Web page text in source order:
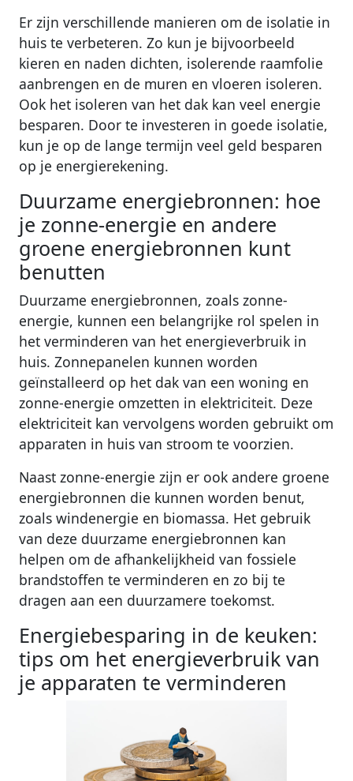
Er zijn verschillende manieren om de isolatie in
huis te verbeteren. Zo kun je bijvoorbeeld
kieren en naden dichten, isolerende raamfolie
aanbrengen en de muren en vloeren isoleren.
Ook het isoleren van het dak kan veel energie
besparen. Door te investeren in goede isolatie,
kun je op de lange termijn veel geld besparen
op je energierekening.
Duurzame energiebronnen: hoe
je zonne-energie en andere
groene energiebronnen kunt
benutten
Duurzame energiebronnen, zoals zonne-
energie, kunnen een belangrijke rol spelen in
het verminderen van het energieverbruik in
huis. Zonnepanelen kunnen worden
geïnstalleerd op het dak van een woning en
zonne-energie omzetten in elektriciteit. Deze
elektriciteit kan vervolgens worden gebruikt om
apparaten in huis van stroom te voorzien.
Naast zonne-energie zijn er ook andere groene
energiebronnen die kunnen worden benut,
zoals windenergie en biomassa. Het gebruik
van deze duurzame energiebronnen kan
helpen om de afhankelijkheid van fossiele
brandstoffen te verminderen en zo bij te
dragen aan een duurzamere toekomst.
Energiebesparing in de keuken:
tips om het energieverbruik van
je apparaten te verminderen